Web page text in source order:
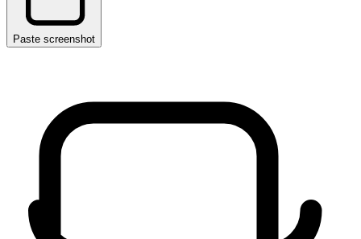
Paste screenshot